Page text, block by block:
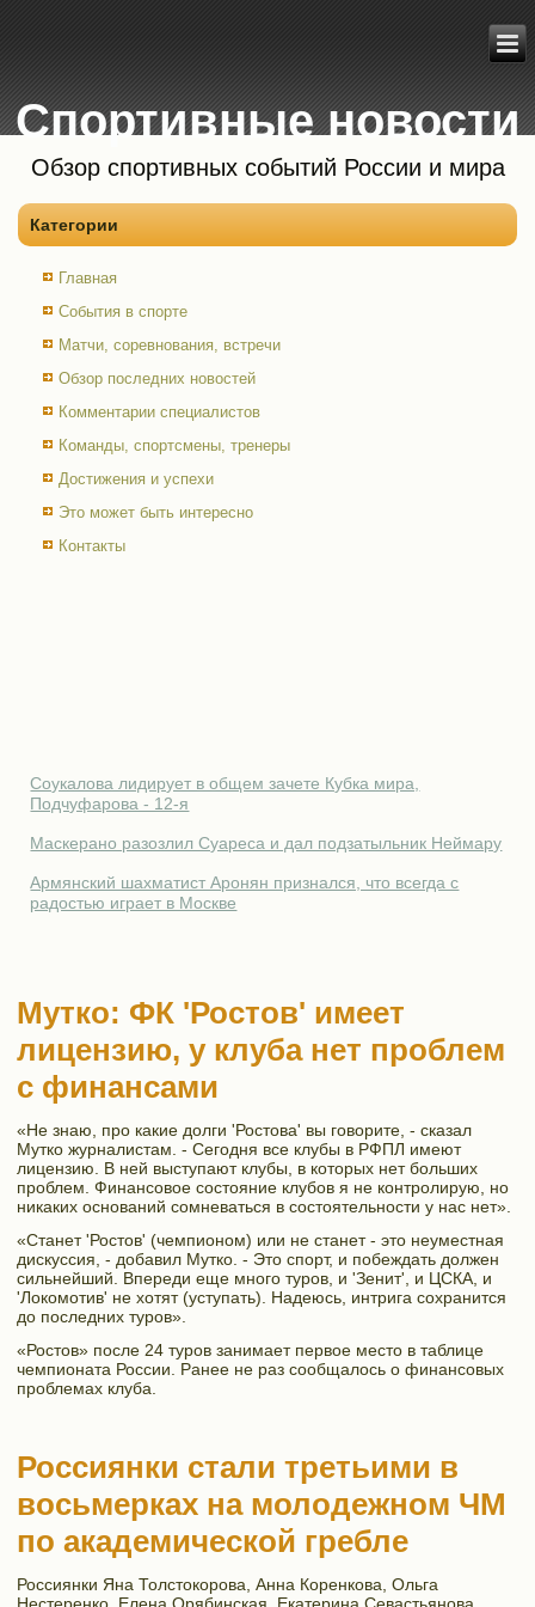
Спортивные новости
Обзор спортивных событий России и мира
Категории
Главная
События в спорте
Матчи, соревнования, встречи
Обзор последних новостей
Комментарии специалистов
Команды, спортсмены, тренеры
Достижения и успехи
Это может быть интересно
Контакты
Соукалова лидирует в общем зачете Кубка мира,
Подчуфарова - 12-я
Маскерано разозлил Суареса и дал подзатыльник Неймару
Армянский шахматист Аронян признался, что всегда с
радостью играет в Москве
Мутко: ФК 'Ростов' имеет
лицензию, у клуба нет проблем
с финансами
«Не знаю, про какие долги 'Ростова' вы говорите, - сказал
Мутко журналистам. - Сегодня все клубы в РФПЛ имеют
лицензию. В ней выступают клубы, в которых нет больших
проблем. Финансовое состояние клубов я не контролирую, но
никаких оснований сомневаться в состоятельности у нас нет».
«Станет 'Ростов' (чемпионом) или не станет - это неуместная
дискуссия, - добавил Мутко. - Это спорт, и побеждать должен
сильнейший. Впереди еще много туров, и 'Зенит', и ЦСКА, и
'Локомотив' не хотят (уступать). Надеюсь, интрига сохранится
до последних туров».
«Ростов» после 24 туров занимает первое место в таблице
чемпионата России. Ранее не раз сообщалось о финансовых
проблемах клуба.
Россиянки стали третьими в
восьмерках на молодежном ЧМ
по академической гребле
Россиянки Яна Толстокорова, Анна Коренкова, Ольга
Нестеренко, Елена Орябинская, Екатерина Севастьянова,